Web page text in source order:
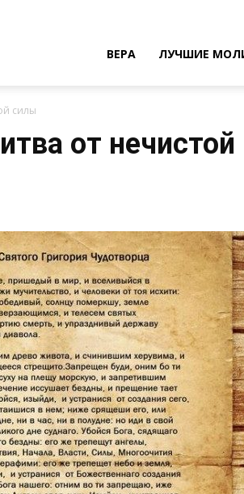
ВЕРА ЛУЧШИЕ
силы
от нечистой